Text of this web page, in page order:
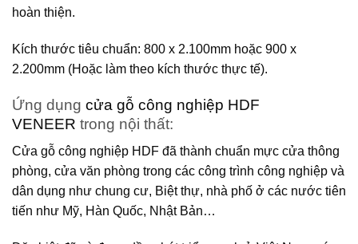
hoàn thiện.
Kích thước tiêu chuẩn: 800 x 2.100mm hoặc 900 x
2.200mm (Hoặc làm theo kích thước thực tế).
Ứng dụng cửa gỗ công nghiệp HDF
VENEER trong nội thất:
Cửa gỗ công nghiệp HDF đã thành chuẩn mực cửa thông
phòng, cửa văn phòng trong các công trình công nghiệp và
dân dụng như chung cư, Biệt thự, nhà phố ở các nước tiên
tiến như Mỹ, Hàn Quốc, Nhật Bản…